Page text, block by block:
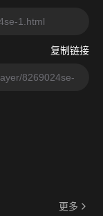
复制链接
更多